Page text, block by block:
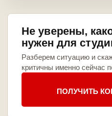
Не уверены,
нужен для
Разберем ситуацию и
критичны именно сейчас
ПОЛУЧИТЬ